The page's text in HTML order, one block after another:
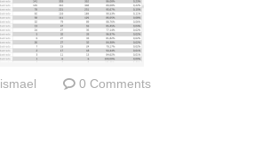
ismael 0 Comments